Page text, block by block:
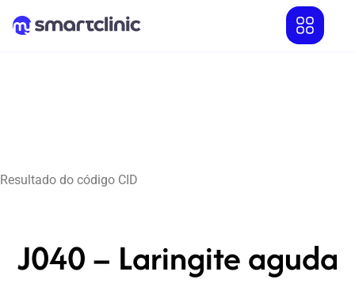
Resultado do código CID
J040 – Laringite aguda